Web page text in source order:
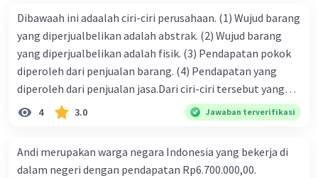
Dibawaah ini adaalah ciri-ciri perusahaan. (1) Wujud barang
yang diperjualbelikan adalah abstrak. (2) Wujud barang
yang diperjualbelikan adalah fisik. (3) Pendapatan pokok
diperoleh dari penjualan barang. (4) Pendapatan yang
diperoleh dari penjualan jasa.Dari ciri-ciri tersebut yang
merupakan ciri dari perusahaan dagang ditunjukan pada
nomor…. a. 1 dan 3 b. 3 dan 4 c. 2 dan 3 d. 1 dan 2 e. 2 dan 4
4 3.0 Jawaban terverifikasi
Andi merupakan warga negara Indonesia yang bekerja di
dalam negeri dengan pendapatan Rp6.700.000,00.